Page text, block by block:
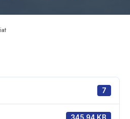
7
345.94 KB